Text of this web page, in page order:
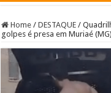
Home / DESTAQUE /
golpes é presa em Muriaé (MG)